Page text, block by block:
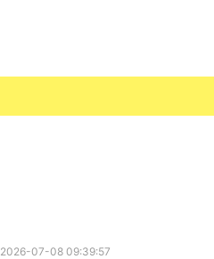
2026-07-08 09:39:57